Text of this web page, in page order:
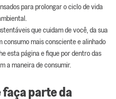
para prolongar o ciclo de vida
que cuidam de você, da sua
consumo mais consciente e alinhado
esta página e fique por dentro das
a maneira de consumir.
faça parte da